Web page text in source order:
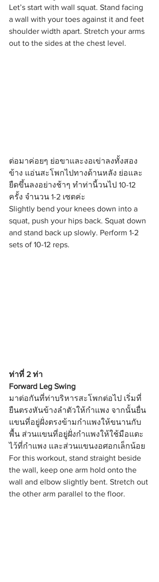
Let’s start with wall squat. Stand facing
a wall with your toes against it and feet
shoulder width apart. Stretch your arms
out to the sides at the chest level.
ต่อมาค่อยๆ ย่อขาและงอเข่าลงทั้งสอง
ข้าง แอ่นสะโพกไปทางด้านหลัง ย่อและ
ยืดขึ้นลงอย่างช้าๆ ทำท่านี้วนไป 10-12
ครั้ง จำนวน 1-2 เซตค่ะ
Slightly bend your knees down into a
squat, push your hips back. Squat down
and stand back up slowly. Perform 1-2
sets of 10-12 reps.
ท่าที่ 2 ท่า
Forward Leg Swing
มาต่อกันที่ท่าบริหารสะโพกต่อไป เริ่มที่
ยืนตรงหันข้างลำตัวให้กำแพง จากนั้นยื่น
แขนที่อยู่ฝั่งตรงข้ามกำแพงให้ขนานกับ
พื้น ส่วนแขนที่อยู่ฝั่งกำแพงให้ใช้มือแตะ
ไว้ที่กำแพง และส่วนแขนงอศอกเล็กน้อย
For this workout, stand straight beside
the wall, keep one arm hold onto the
wall and elbow slightly bent. Stretch out
the other arm parallel to the floor.